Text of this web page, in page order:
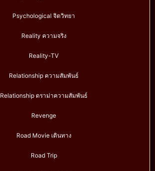
Psychological จิตวิทยา
Reality ความจริง
Reality-TV
Relationship ความสัมพันธ์
Relationship ดราม่าความสัมพันธ์
Revenge
Road Movie เดินทาง
Road Trip